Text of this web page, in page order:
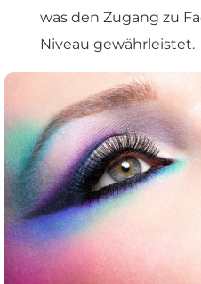
was den Zugang zu
Niveau gewährleistet.